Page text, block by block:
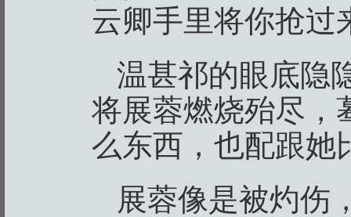
云卿手里将你抢
温甚祁的眼底隐
将展蓉燃烧殆尽，
么东西，也配跟她
展蓉像是被灼伤